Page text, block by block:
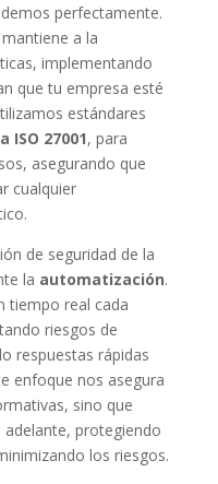
perfectamente.
a la
implementando
que tu empresa esté
estándares
ISO 27001, para
asegurando que
cualquier
de seguridad de la
la automatización.
tiempo real cada
riesgos de
respuestas rápidas
enfoque nos asegura
sino que
protegiendo
los riesgos.